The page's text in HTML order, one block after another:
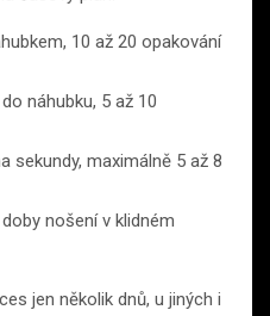
10 až 20 opakování
náhubku, 5 až 10
sekundy, maximálně 5 až 8
nošení v klidném
jen několik dnů, u jiných i